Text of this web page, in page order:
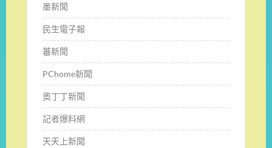
墨新聞
民生電子報
蕃新聞
PChome新聞
奧丁丁新聞
記者爆料網
天天上新聞